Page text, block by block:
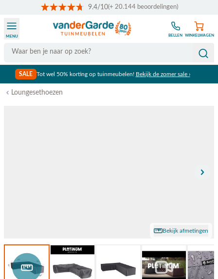
9.4/10(+ 20.144 beoordelingen)
Search
MENU BELLEN WINKELWAGEN
SALE Tot wel 50% korting op tuinmeubelen! Bekijk de zomer sale ›
Loungesethoezen
Bekijk afmetingen